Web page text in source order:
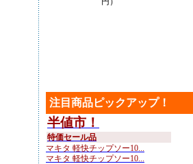
注目商品ピックアップ！
半値市！
特価セール品
マキタ 軽快チップソー10...
マキタ 軽快チップソー10...